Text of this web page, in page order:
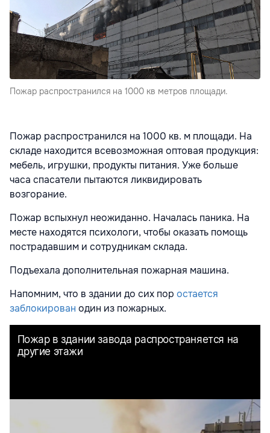
Пожар распространился на 1000 кв метров площади.
Пожар распространился на 1000 кв. м площади. На
складе находится всевозможная оптовая продукция:
мебель, игрушки, продукты питания. Уже больше
часа спасатели пытаются ликвидировать
возгорание.
Пожар вспыхнул неожиданно. Началась паника. На
месте находятся психологи, чтобы оказать помощь
пострадавшим и сотрудникам склада.
Подъехала дополнительная пожарная машина.
Напомним, что в здании до сих пор остается
заблокирован один из пожарных.